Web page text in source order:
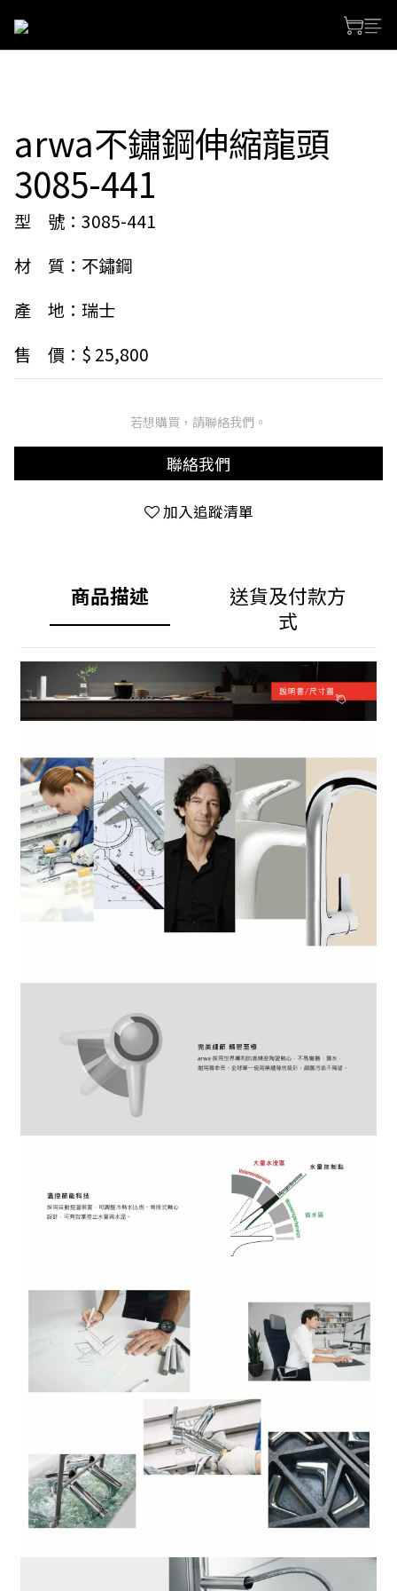
arwa不鏽鋼伸縮龍頭
3085-441
型　號：3085-441
材　質：不鏽鋼
產　地：瑞士
售　價：$ 25,800
若想購買，請聯絡我們。
聯絡我們
加入追蹤清單
商品描述
送貨及付款方
式